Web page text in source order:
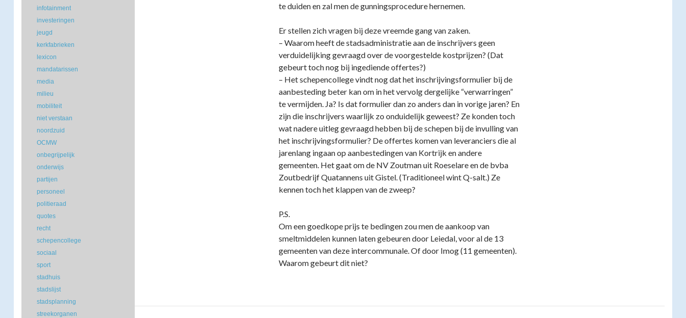
te duiden en zal men de gunningsprocedure hernemen.
Er stellen zich vragen bij deze vreemde gang van zaken.
– Waarom heeft de stadsadministratie aan de inschrijvers geen
verduidelijking gevraagd over de voorgestelde kostprijzen? (Dat
gebeurt toch nog bij ingediende offertes?)
– Het schepencollege vindt nog dat het inschrijvingsformulier bij de
aanbesteding beter kan om in het vervolg dergelijke “verwarringen”
te vermijden. Ja? Is dat formulier dan zo anders dan in vorige jaren? En
zijn die inschrijvers waarlijk zo onduidelijk geweest? Ze konden toch
wat nadere uitleg gevraagd hebben bij de schepen bij de invulling van
het inschrijvingsformulier? De offertes komen van leveranciers die al
jarenlang ingaan op aanbestedingen van Kortrijk en andere
gemeenten. Het gaat om de NV Zoutman uit Roeselare en de bvba
Zoutbedrijf Quatannens uit Gistel. (Traditioneel wint Q-salt.) Ze
kennen toch het klappen van de zweep?
P.S.
Om een goedkope prijs te bedingen zou men de aankoop van
smeltmiddelen kunnen laten gebeuren door Leiedal, voor al de 13
gemeenten van deze intercommunale. Of door Imog (11 gemeenten).
Waarom gebeurt dit niet?
infotainment
investeringen
jeugd
kerkfabrieken
lexicon
mandatarissen
media
milieu
mobiliteit
niet verstaan
noordzuid
OCMW
onbegrijpelijk
onderwijs
partijen
personeel
politieraad
quotes
recht
schepencollege
sociaal
sport
stadhuis
stadslijst
stadsplanning
streekorganen